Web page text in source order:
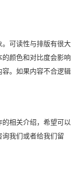
可读性与排版有很大
颜色和对比度会影响
。如果内容不合逻辑
相关介绍，希望可以
我们或者给我们留